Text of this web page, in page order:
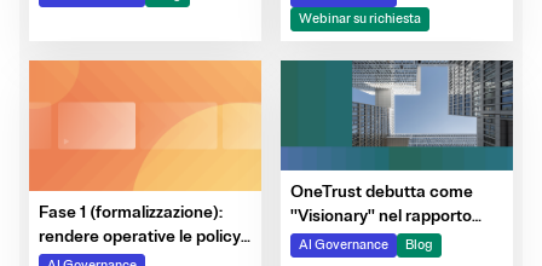
Webinar su richiesta
Fase 1 (formalizzazione):
rendere operative le policy
sull'IA e istituire una
OneTrust debutta come
''Visionary'' nel rapporto
Magic Quadrant di Gartner
AI Governance Blog